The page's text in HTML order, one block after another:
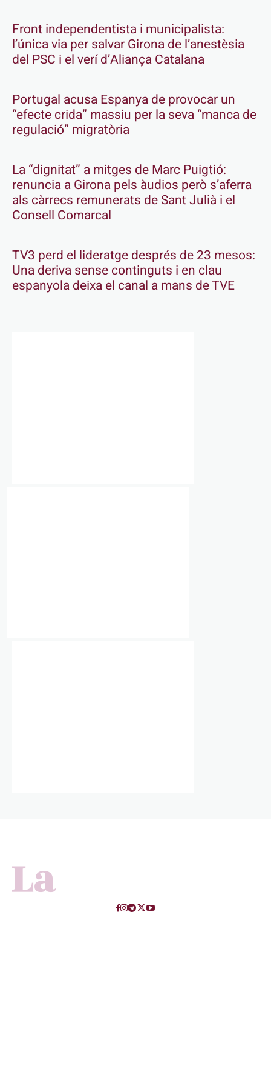
Front independentista i municipalista:
l’única via per salvar Girona de l’anestèsia
del PSC i el verí d’Aliança Catalana
Portugal acusa Espanya de provocar un
“efecte crida” massiu per la seva “manca de
regulació” migratòria
La “dignitat” a mitges de Marc Puigtió:
renuncia a Girona pels àudios però s’aferra
als càrrecs remunerats de Sant Julià i el
Consell Comarcal
TV3 perd el lideratge després de 23 mesos:
Una deriva sense continguts i en clau
espanyola deixa el canal a mans de TVE